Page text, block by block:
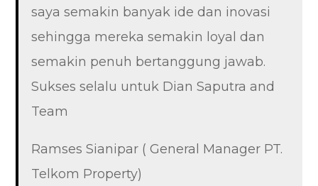
saya semakin banyak ide dan inovasi
sehingga mereka semakin loyal dan
semakin penuh bertanggung jawab.
Sukses selalu untuk Dian Saputra and
Team
Ramses Sianipar ( General Manager PT.
Telkom Property)